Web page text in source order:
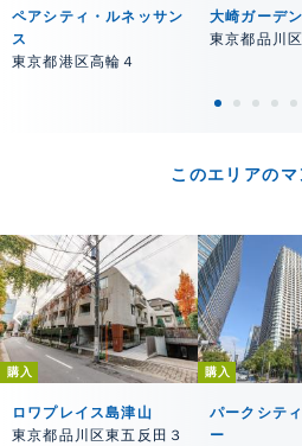
ペアシティ・ルネッサン
ス
東京都港区高輪４
大崎ガーデ
東京都品川
このエリアの
購入
ロワプレイス島津山
東京都品川区東五反田３
購入
パークシテ
ー